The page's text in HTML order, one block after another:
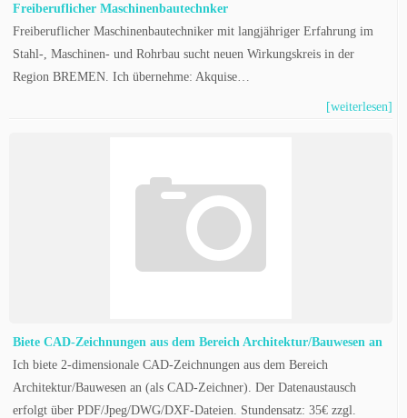
Freiberuflicher Maschinenbautechnker
Freiberuflicher Maschinenbautechniker mit langjähriger Erfahrung im
Stahl-, Maschinen- und Rohrbau sucht neuen Wirkungskreis in der
Region BREMEN. Ich übernehme: Akquise…
[weiterlesen]
Biete CAD-Zeichnungen aus dem Bereich Architektur/Bauwesen an
Ich biete 2-dimensionale CAD-Zeichnungen aus dem Bereich
Architektur/Bauwesen an (als CAD-Zeichner). Der Datenaustausch
erfolgt über PDF/Jpeg/DWG/DXF-Dateien. Stundensatz: 35€ zzgl.